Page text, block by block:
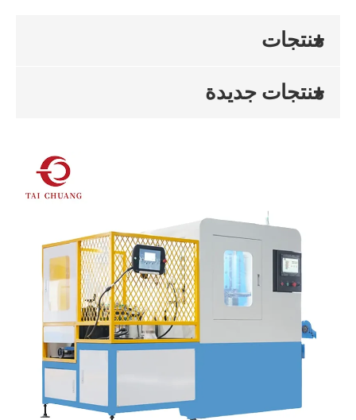
منتجات
منتجات جديدة